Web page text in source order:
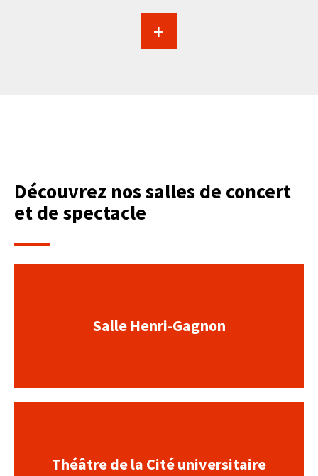
+
Découvrez nos salles de concert
et de spectacle
Salle Henri-Gagnon
Théâtre de la Cité universitaire